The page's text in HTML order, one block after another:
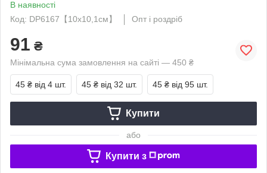
В наявності
Код: DP6167【10x10,1см】
Опт і роздріб
91 ₴
Мінімальна сума замовлення на сайті — 450 ₴
45 ₴ від 4 шт. 45 ₴ від 32 шт. 45 ₴ від 95 шт.
Купити
або
Купити з